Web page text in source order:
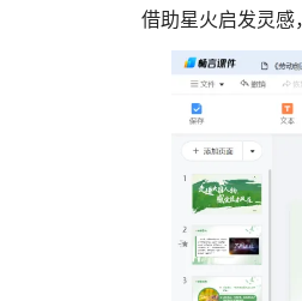
借助星火启发灵感